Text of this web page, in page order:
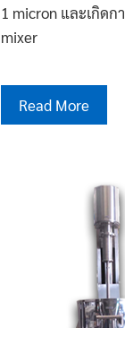
1 micron และเกิดก
mixer
Read More